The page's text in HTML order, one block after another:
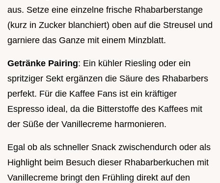
aus. Setze eine einzelne frische Rhabarberstange
(kurz in Zucker blanchiert) oben auf die Streusel und
garniere das Ganze mit einem Minzblatt.
Getränke Pairing: Ein kühler Riesling oder ein
spritziger Sekt ergänzen die Säure des Rhabarbers
perfekt. Für die Kaffee Fans ist ein kräftiger
Espresso ideal, da die Bitterstoffe des Kaffees mit
der Süße der Vanillecreme harmonieren.
Egal ob als schneller Snack zwischendurch oder als
Highlight beim Besuch dieser Rhabarberkuchen mit
Vanillecreme bringt den Frühling direkt auf den